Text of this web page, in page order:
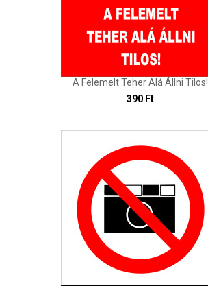
A Felemelt Teher Alá Állni Tilos!
390 Ft